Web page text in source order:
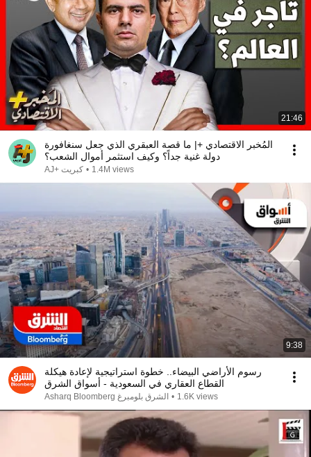
21:46
المُخبر الاقتصادي +| ما قصة العبقري الذي جعل سنغافورة
دولة غنية جداً؟ وكيف استثمر أموال الشعب؟
AJ+ كبريت • 1.4M views
9:38
رسوم الأراضي البيضاء.. خطوة استراتيجية لإعادة هيكلة
القطاع العقاري في السعودية - أسواق الشرق
Asharq Bloomberg الشرق بلومبرغ • 1.6K views